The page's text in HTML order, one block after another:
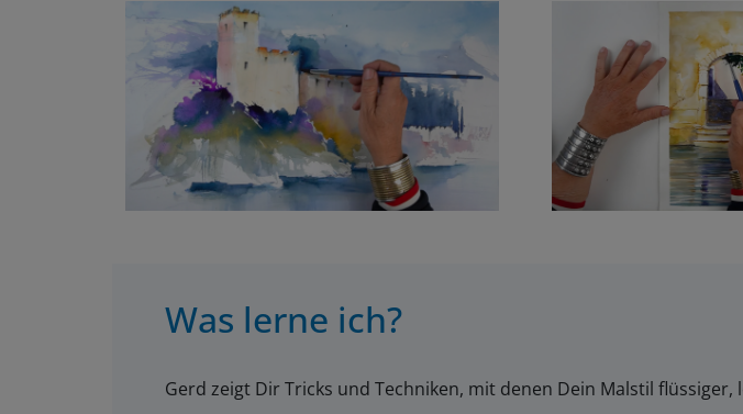
Was lerne ich?
Gerd zeigt Dir Tricks und Techniken, mit denen Dein Malstil